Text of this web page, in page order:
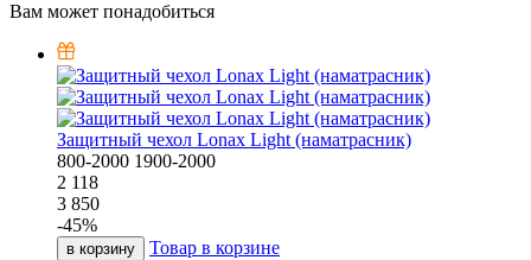
Вам может понадобиться
Защитный чехол Lonax Light (наматрасник)
800-2000 1900-2000
2 118
3 850
-45%
в корзину Товар в корзине